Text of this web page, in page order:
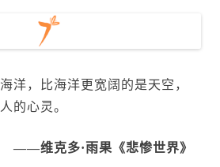
洋，比海洋更宽阔的是天空，
的心灵。
——维克多·雨果《悲惨世界》